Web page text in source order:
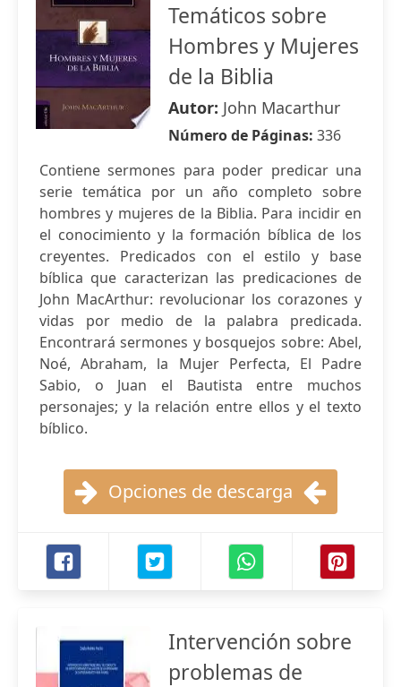
Temáticos sobre
Hombres y Mujeres
de la Biblia
Autor: John Macarthur
Número de Páginas: 336
Contiene sermones para poder predicar una
serie temática por un año completo sobre
hombres y mujeres de la Biblia. Para incidir en
el conocimiento y la formación bíblica de los
creyentes. Predicados con el estilo y base
bíblica que caracterizan las predicaciones de
John MacArthur: revolucionar los corazones y
vidas por medio de la palabra predicada.
Encontrará sermones y bosquejos sobre: Abel,
Noé, Abraham, la Mujer Perfecta, El Padre
Sabio, o Juan el Bautista entre muchos
personajes; y la relación entre ellos y el texto
bíblico.
Opciones de descarga
Intervención sobre
problemas de